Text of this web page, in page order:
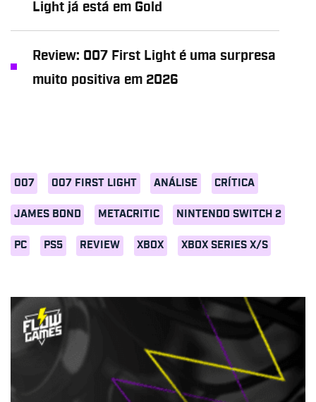
007 007 FIRST LIGHT ANÁLISE CRÍTICA
JAMES BOND METACRITIC NINTENDO SWITCH 2
PC PS5 REVIEW XBOX XBOX SERIES X/S
Light já está em Gold
Review: 007 First Light é uma surpresa
muito positiva em 2026